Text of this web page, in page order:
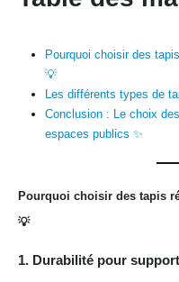
Pourquoi choisir des
💡
Les différents types de
Conclusion : Le choix
espaces publics ✨
Pourquoi choisir des tapis
💡
1. Durabilité pour